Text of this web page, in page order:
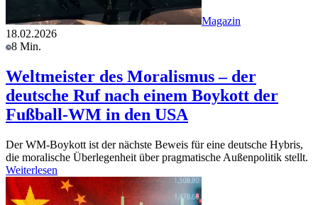
Magazin
18.02.2026
8 Min.
Weltmeister des Moralismus – der
deutsche Ruf nach einem Boykott der
Fußball-WM in den USA
Der WM-Boykott ist der nächste Beweis für eine deutsche Hybris,
die moralische Überlegenheit über pragmatische Außenpolitik stellt.
Weiterlesen